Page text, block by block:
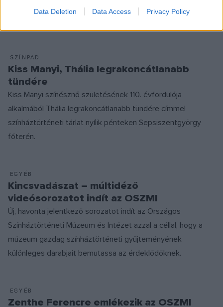
Data Deletion Data Access Privacy Policy
háromszoros Jászai-díjas Márkus László életművét mutatja
SZÍNPAD
Kiss Manyi, Thália legrakoncátlanabb
tündére
Kiss Manyi színésznő születésének 110. évfordulója
alkalmából Thália legrakoncátlanabb tündére címmel
színháztörténeti tárlat nyílik pénteken Sepsiszentgyörgy
főterén.
EGYÉB
Kincsvadászat – múltidéző
videósorozatot indít az OSZMI
Új, havonta jelentkező sorozatot indít az Országos
Színháztörténeti Múzeum és Intézet azzal a céllal, hogy a
múzeum gazdag színháztörténeti gyűjteményének
különleges darabjait bemutassa az érdeklődőknek.
EGYÉB
Zenthe Ferencre emlékezik az OSZMI